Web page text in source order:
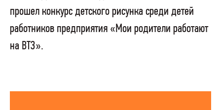
прошел конкурс детского рисунка среди детей
работников предприятия «Мои родители работают
на ВТЗ».